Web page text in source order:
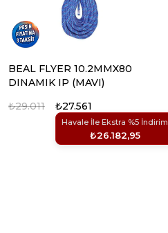
BEAL FLYER 10.2MMX80
DINAMIK IP (MAVI)
₺27.561
Havale İle Ekstra %5 İndirim
₺26.182,95
₺29.011